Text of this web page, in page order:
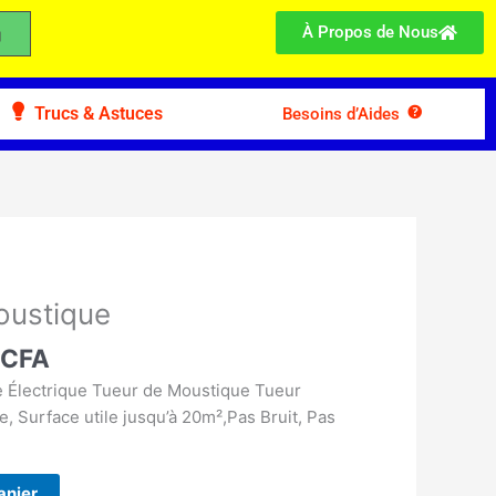
À Propos de Nous
Trucs & Astuces Besoins d’Aides
CFA
prix
actuel
7.000 CFA.
Électrique Tueur de Moustique Tueur
Surface utile jusqu’à 20m²,Pas Bruit, Pas